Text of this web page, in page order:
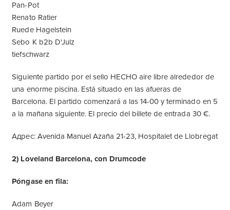
Pan-Pot
Renato Ratier
Ruede Hagelstein
Sebo K b2b D'Julz
tiefschwarz
Siguiente partido por el sello HECHO aire libre alrededor de
una enorme piscina. Está situado en las afueras de
Barcelona. El partido comenzará a las 14-00 y terminado en 5
a la mañana siguiente. El precio del billete de entrada 30 €.
Адрес: Avenida Manuel Azaña 21-23, Hospitalet de Llobregat
2) Loveland Barcelona, ​​con Drumcode
Póngase en fila:
Adam Beyer